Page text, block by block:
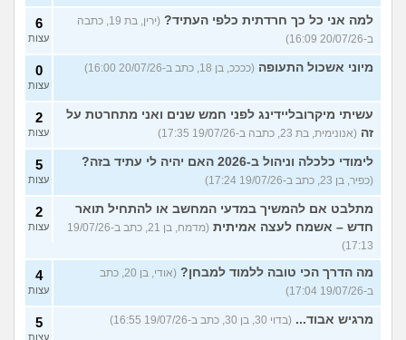
למה אני כל כך חרדתית כלפי העתיד?
(ירין, בת 19, כתבה
ב-20/07/26 16:09)
6
עצות
מיוני אשכול התעופה (ככככ, בן 18, כתב ב-20/07/26 16:00) 0
עצות
עשיתי מיקרובליידינג לפני חמש שנים ואני מתחרטת על
זה (אנונימית, בת 23, כתבה ב-19/07/26 17:35)
2
עצות
לימודי כלכלה וניהול ב-2026 האם יהיה לי עתיד בזה?
(כפיר, בן 23, כתב ב-19/07/26 17:24)
5
עצות
מתלבט אם להמשיך במדעי המחשב או להתחיל תואר
חדש – אשמח לעצה אמיתית
(מדמח, בן 21, כתב ב-19/07/26
17:13)
2
עצות
מה הדרך הכי טובה ללמוד למבחן?
(אודי, בן 20, כתב
ב-19/07/26 17:04)
4
עצות
מרגיש אבוד... (בדוי 30, בן 30, כתב ב-19/07/26 16:55) 5
עצות